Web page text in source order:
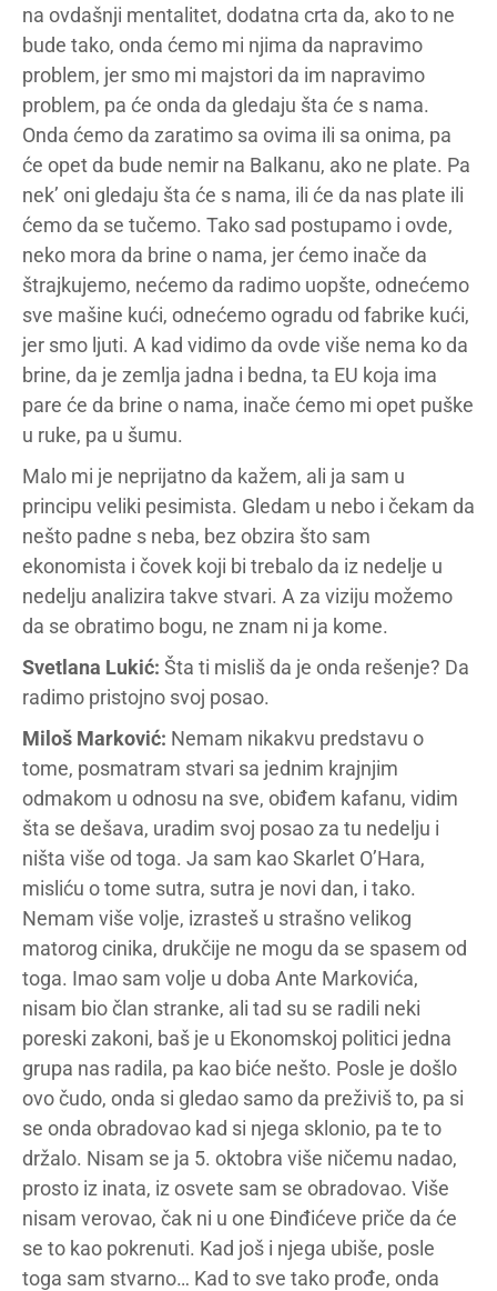
na ovdašnji mentalitet, dodatna crta da, ako to ne
bude tako, onda ćemo mi njima da napravimo
problem, jer smo mi majstori da im napravimo
problem, pa će onda da gledaju šta će s nama.
Onda ćemo da zaratimo sa ovima ili sa onima, pa
će opet da bude nemir na Balkanu, ako ne plate. Pa
nek’ oni gledaju šta će s nama, ili će da nas plate ili
ćemo da se tučemo. Tako sad postupamo i ovde,
neko mora da brine o nama, jer ćemo inače da
štrajkujemo, nećemo da radimo uopšte, odnećemo
sve mašine kući, odnećemo ogradu od fabrike kući,
jer smo ljuti. A kad vidimo da ovde više nema ko da
brine, da je zemlja jadna i bedna, ta EU koja ima
pare će da brine o nama, inače ćemo mi opet puške
u ruke, pa u šumu.
Malo mi je neprijatno da kažem, ali ja sam u
principu veliki pesimista. Gledam u nebo i čekam da
nešto padne s neba, bez obzira što sam
ekonomista i čovek koji bi trebalo da iz nedelje u
nedelju analizira takve stvari. A za viziju možemo
da se obratimo bogu, ne znam ni ja kome.
Svetlana Lukić: Šta ti misliš da je onda rešenje? Da
radimo pristojno svoj posao.
Miloš Marković: Nemam nikakvu predstavu o
tome, posmatram stvari sa jednim krajnjim
odmakom u odnosu na sve, obiđem kafanu, vidim
šta se dešava, uradim svoj posao za tu nedelju i
ništa više od toga. Ja sam kao Skarlet O’Hara,
misliću o tome sutra, sutra je novi dan, i tako.
Nemam više volje, izrasteš u strašno velikog
matorog cinika, drukčije ne mogu da se spasem od
toga. Imao sam volje u doba Ante Markovića,
nisam bio član stranke, ali tad su se radili neki
poreski zakoni, baš je u Ekonomskoj politici jedna
grupa nas radila, pa kao biće nešto. Posle je došlo
ovo čudo, onda si gledao samo da preživiš to, pa si
se onda obradovao kad si njega sklonio, pa te to
držalo. Nisam se ja 5. oktobra više ničemu nadao,
prosto iz inata, iz osvete sam se obradovao. Više
nisam verovao, čak ni u one Đinđićeve priče da će
se to kao pokrenuti. Kad još i njega ubiše, posle
toga sam stvarno… Kad to sve tako prođe, onda